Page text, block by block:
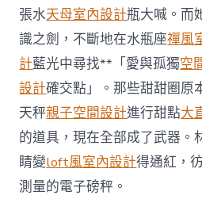
張水天母室內設計瓶大喊。而
識之劍，不斷地在水瓶座禪風
計藍光中尋找**「愛與孤獨空
設計確交點」。那些甜甜圈原
天秤親子空間設計進行甜點大
的道具，現在全部成了武器。
睛變loft風室內設計得通紅，
測量的電子磅秤。